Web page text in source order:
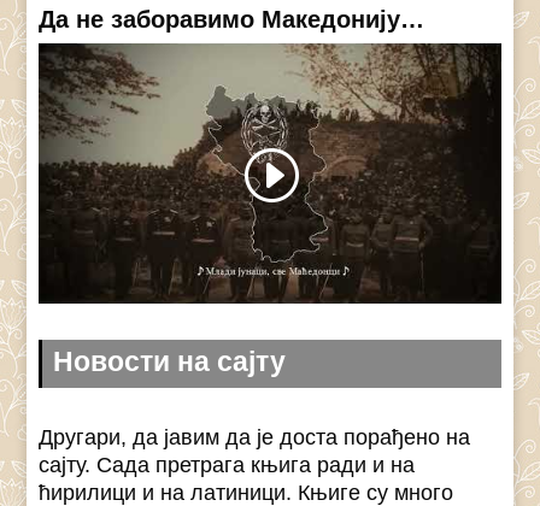
Да не заборавимо Македонију…
Новости на сајту
Другари, да јавим да је доста порађено на
сајту. Сада претрага књига ради и на
ћирилици и на латиници. Књиге су много